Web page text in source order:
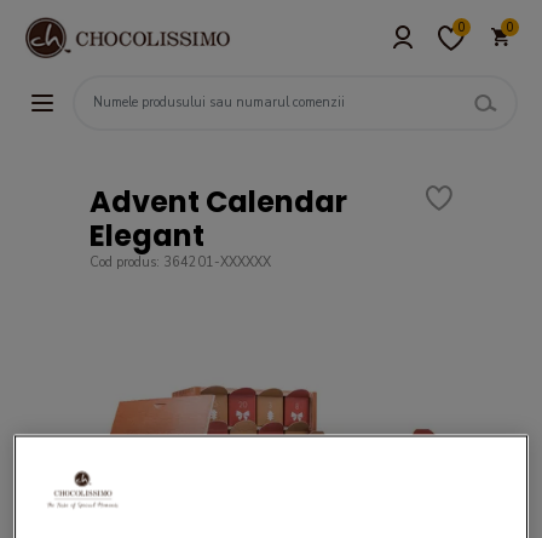
0 0
Advent Calendar
Elegant
Cod produs: 364201-XXXXXX